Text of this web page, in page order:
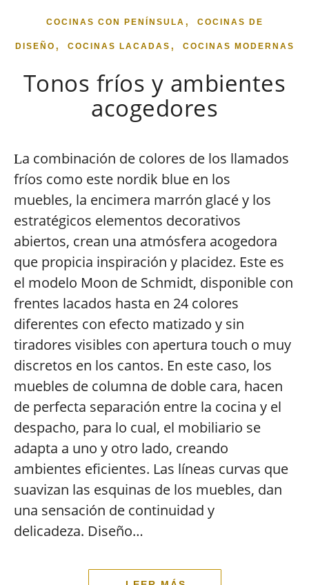
COCINAS CON PENÍNSULA , COCINAS DE
DISEÑO , COCINAS LACADAS , COCINAS MODERNAS
Tonos fríos y ambientes
acogedores
La combinación de colores de los llamados
fríos como este nordik blue en los
muebles, la encimera marrón glacé y los
estratégicos elementos decorativos
abiertos, crean una atmósfera acogedora
que propicia inspiración y placidez. Este es
el modelo Moon de Schmidt, disponible con
frentes lacados hasta en 24 colores
diferentes con efecto matizado y sin
tiradores visibles con apertura touch o muy
discretos en los cantos. En este caso, los
muebles de columna de doble cara, hacen
de perfecta separación entre la cocina y el
despacho, para lo cual, el mobiliario se
adapta a uno y otro lado, creando
ambientes eficientes. Las líneas curvas que
suavizan las esquinas de los muebles, dan
una sensación de continuidad y
delicadeza. Diseño…